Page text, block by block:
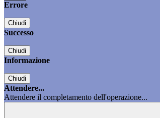
Errore
Chiudi
Successo
Chiudi
Informazione
Chiudi
Attendere...
Attendere il completamento dell'operazione...